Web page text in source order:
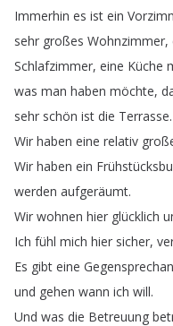
Immerhin es ist ein
sehr großes Wohnzimmer,
Schlafzimmer, eine Küche
was man haben möchte,
sehr schön ist die Terrasse.
Wir haben eine relativ
Wir haben ein
werden aufgeräumt.
Wir wohnen hier glücklich
Ich fühl mich hier sicher,
Es gibt eine
und gehen wann ich will.
Und was die Betreuung